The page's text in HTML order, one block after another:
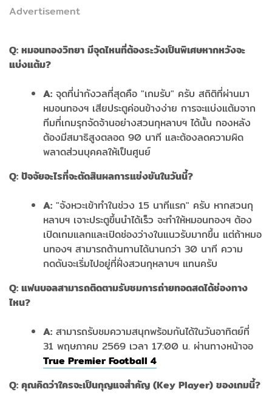
Advertisement
Q: หมอนทองวิทยา มีจุดไหนที่ต้องระวังเป็นพิเศษหากหวังจะ
แบ่งแต้ม?
A: จุดที่น่ากังวลที่สุดคือ "เกมรับ" ครับ สถิติที่ผ่านมา
หมอนทองฯ เสียประตูค่อนข้างง่าย การจะแบ่งแต้มจาก
ทีมที่เกมรุกจัดจ้านอย่างสวนกุหลาบฯ ได้นั้น กองหลัง
ต้องมีสมาธิสูงตลอด 90 นาที และต้องลดความผิด
พลาดส่วนบุคคลให้เป็นศูนย์
Q: ปัจจัยอะไรที่จะตัดสินผลการแข่งขันในวันนี้?
A: "จังหวะเข้าทำในช่วง 15 นาทีแรก" ครับ หากสวนกุ
หลาบฯ เจาะประตูขึ้นนำได้เร็ว จะทำให้หมอนทองฯ ต้อง
เปิดเกมแลกและเปิดช่องว่างในแนวรับมากขึ้น แต่ถ้าหมอ
นทองฯ สามารถต้านทานได้นานกว่า 30 นาที ความ
กดดันจะเริ่มไปอยู่ที่ฝั่งสวนกุหลาบฯ แทนครับ
Q: แฟนบอลสามารถติดตามรับชมการถ่ายทอดสดได้ช่องทาง
ไหน?
A: สามารถรับชมความสนุกพร้อมกันได้ในวันอาทิตย์ที่
31 พฤษภาคม 2569 เวลา 17:00 น. ผ่านทางหน้าจอ
True Premier Football 4
Q: คุณคิดว่าใครจะเป็นกุญแจสำคัญ (Key Player) ของเกมนี้?